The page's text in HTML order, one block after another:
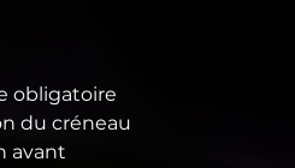
obligatoire
du créneau
avant